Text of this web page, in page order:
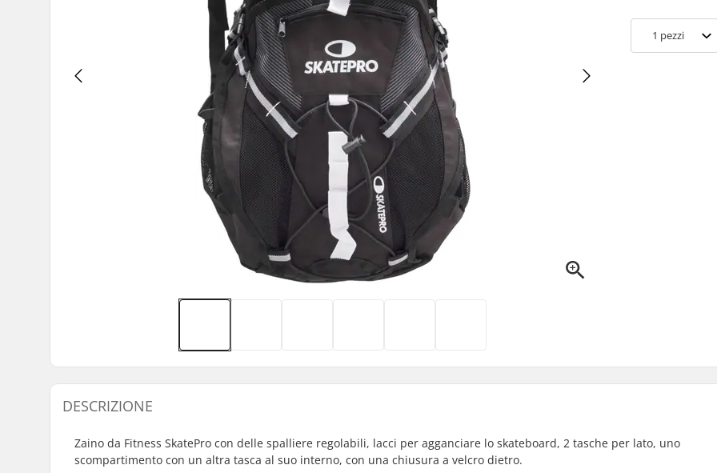
1 pezzi
DESCRIZIONE
Zaino da Fitness SkatePro con delle spalliere regolabili, lacci per agganciare lo skateboard, 2 tasche per lato, uno
scompartimento con un altra tasca al suo interno, con una chiusura a velcro dietro.